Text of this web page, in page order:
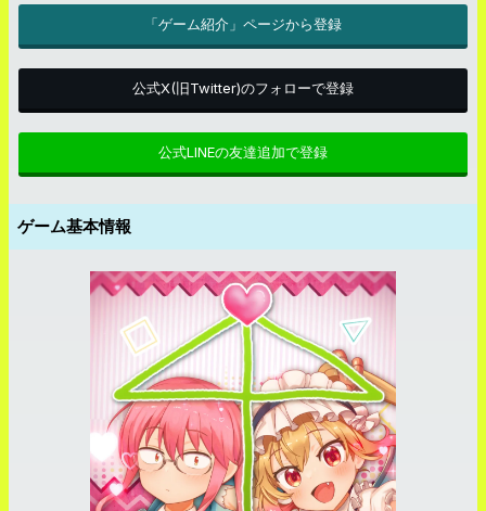
「ゲーム紹介」ページから登録
公式X(旧Twitter)のフォローで登録
公式LINEの友達追加で登録
ゲーム基本情報